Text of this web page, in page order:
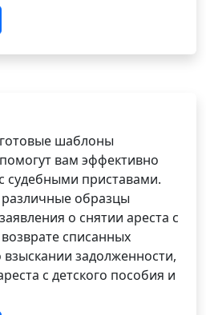
шаблоны
вам эффективно
судебными приставами.
образцы
о снятии ареста с
списанных
взыскании задолженности,
с детского пособия и